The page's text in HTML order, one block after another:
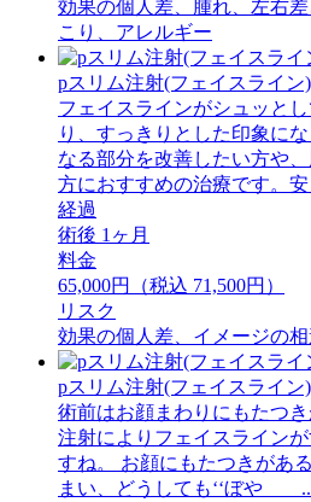
効果の個人差、腫れ、左右
こり、アレルギー
pスリム注射(フェイスライン)
フェイスラインがシュッと
り、すっきりとした印象に
なる部分を改善したい方や
方におすすめの治療です
経過
術後 1ヶ月
料金
65,000円（税込 71,500円）
リスク
効果の個人差、イメージの
pスリム注射(フェイスライン)
術前はお顔まわりにもたつ
注射によりフェイスライン
すね。 お顔にもたつきがあ
まい、どうしても‘‘ぼや